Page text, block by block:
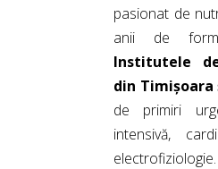
pasionat de
anii de
Institutele
din Timișoara
de primiri
intensivă,
electrofiziologie.